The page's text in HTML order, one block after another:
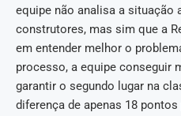
equipe não analisa a situação
construtores, mas sim que a
em entender melhor o
processo, a equipe conseguir
garantir o segundo lugar na
diferença de apenas 18